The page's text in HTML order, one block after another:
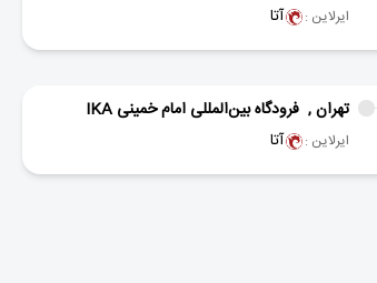
ایرلاین : آتا
تهران , فرودگاه بین‌المللی امام خمینی IKA
ایرلاین : آتا